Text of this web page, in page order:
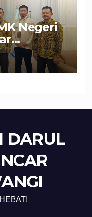
Negeri
Sinergi
DARUL